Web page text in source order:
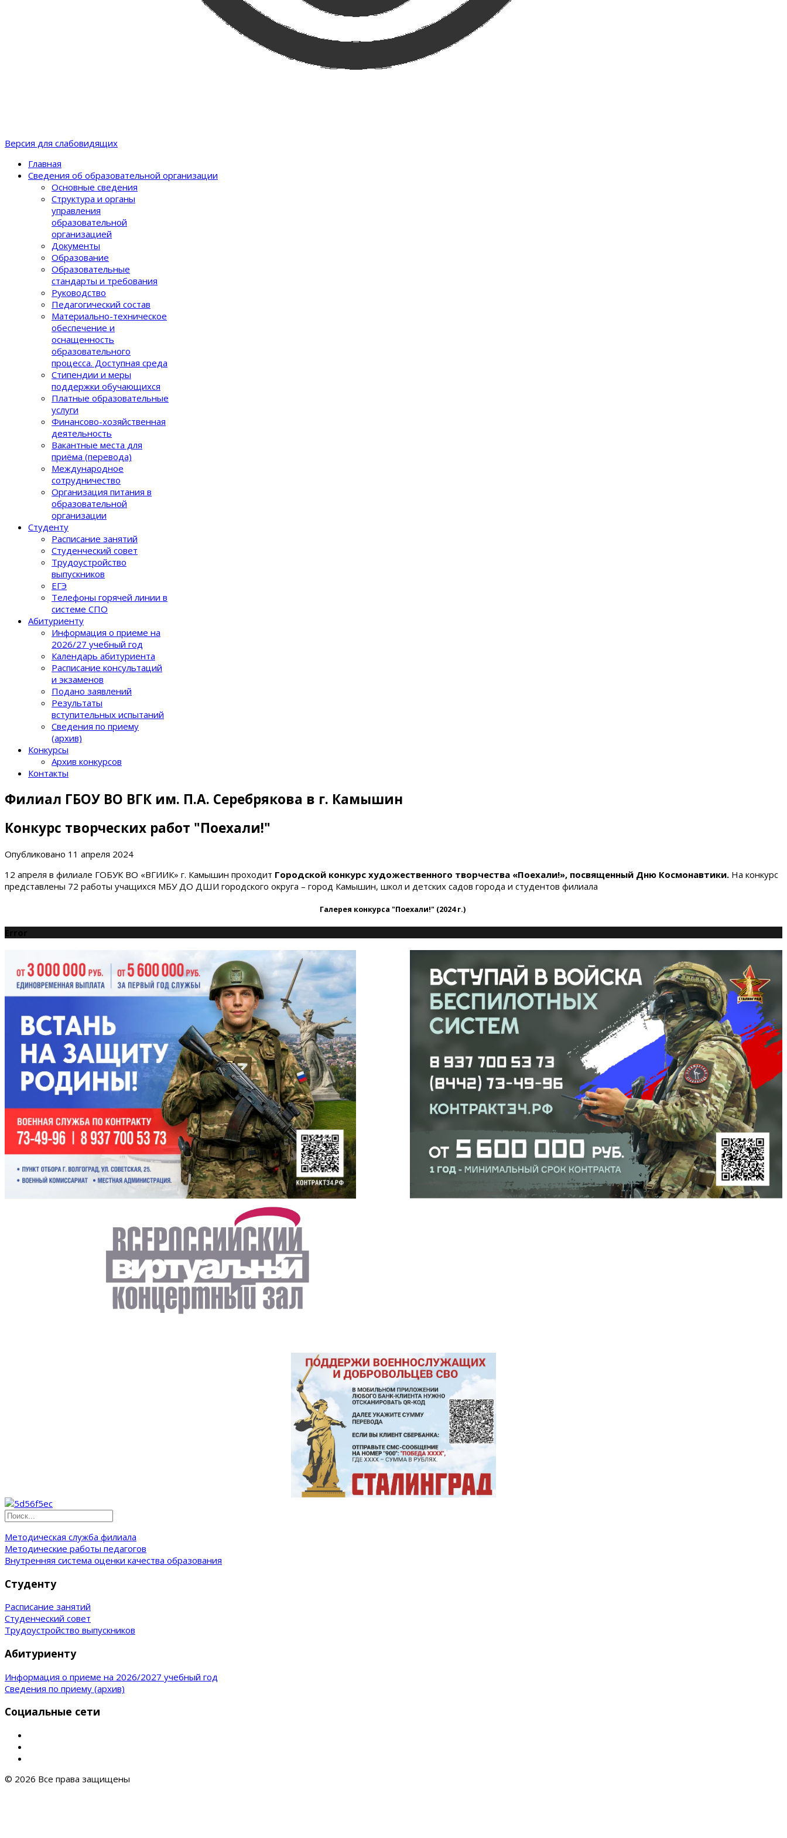
Версия для слабовидящих
Главная
Сведения об образовательной организации
Основные сведения
Структура и органы
управления
образовательной
организацией
Документы
Образование
Образовательные
стандарты и требования
Руководство
Педагогический состав
Материально-техническое
обеспечение и
оснащенность
образовательного
процеcса. Доступная среда
Стипендии и меры
поддержки обучающихся
Платные образовательные
услуги
Финансово-хозяйственная
деятельность
Вакантные места для
приёма (перевода)
Международное
сотрудничество
Организация питания в
образовательной
организации
Студенту
Расписание занятий
Студенческий совет
Трудоустройство
выпускников
ЕГЭ
Телефоны горячей линии в
системе СПО
Абитуриенту
Информация о приеме на
2026/27 учебный год
Календарь абитуриента
Расписание консультаций
и экзаменов
Подано заявлений
Результаты
вступительных испытаний
Сведения по приему
(архив)
Конкурсы
Архив конкурсов
Контакты
Филиал ГБОУ ВО ВГК им. П.А. Серебрякова в г. Камышин
Конкурс творческих работ "Поехали!"
Опубликовано 11 апреля 2024
12 апреля в филиале ГОБУК ВО «ВГИИК» г. Камышин проходит Городской конкурс художественного творчества «Поехали!», посвященный Дню Космонавтики. На конкурс
представлены 72 работы учащихся МБУ ДО ДШИ городского округа – город Камышин, школ и детских садов города и студентов филиала
Галерея конкурса "Поехали!" (2024 г.)
Error
Методическая служба филиала
Методические работы педагогов
Внутренняя система оценки качества образования
Студенту
Расписание занятий
Студенческий совет
Трудоустройство выпускников
Абитуриенту
Информация о приеме на 2026/2027 учебный год
Сведения по приему (архив)
Социальные сети
© 2026 Все права защищены